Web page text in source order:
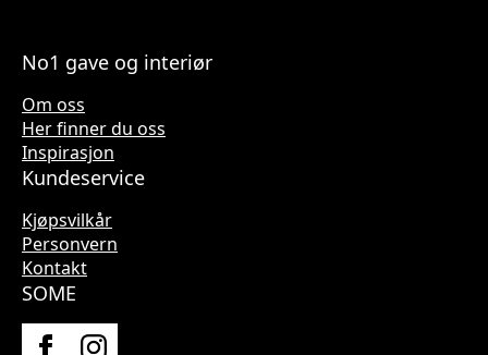
No1 gave og interiør
Om oss
Her finner du oss
Inspirasjon
Kundeservice
Kjøpsvilkår
Personvern
Kontakt
SOME